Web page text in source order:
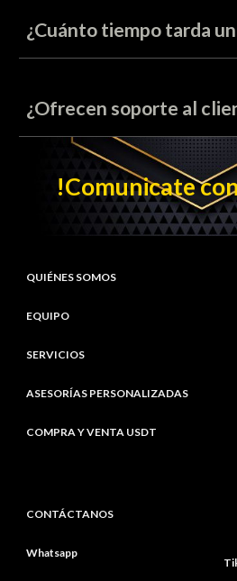
¿Cuánto tiempo tarda
¿Ofrecen soporte al
!Comunicate
QUIÉNES SOMOS
EQUIPO
SERVICIOS
ASESORÍAS PERSONALIZADAS
COMPRA Y VENTA USDT
CONTÁCTANOS
Whatsapp